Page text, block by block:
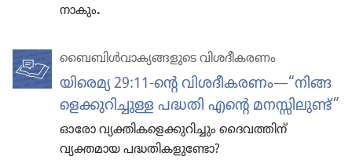
നാ​കും.
ബൈബിൾവാ​ക്യ​ങ്ങ​ളു​ടെ വിശദീ​ക​രണം
യിരെമ്യ 29:11-ന്റെ വിശദീ​ക​രണം​—“നിങ്ങ​
ളെ​ക്കു​റി​ച്ചുള്ള പദ്ധതി എന്റെ മനസ്സി​ലുണ്ട്‌”
ഓരോ വ്യക്തി​ക​ളെ​ക്കു​റി​ച്ചും ദൈവ​ത്തിന്‌
വ്യക്തമായ പദ്ധതി​ക​ളു​ണ്ടോ?